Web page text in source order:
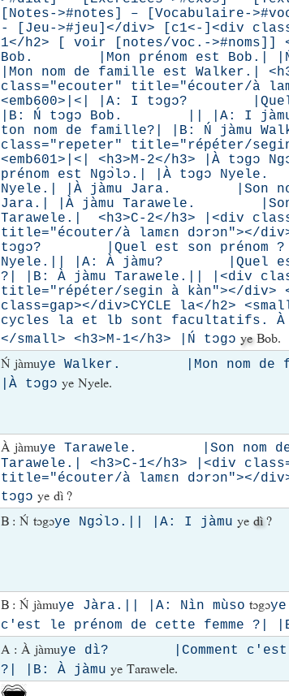
[Notes->#notes] – [Vocabulaire-
- [Jeu->#jeu]</div> [c1<-]<div
1</h2> [ voir [notes/voc.->#noms]]
Bob. |Mon prénom est
|Mon nom de famille est Walker.|
class="ecouter" title="écouter/à
<emb600>|<| |A: I tɔgɔ? |Quel
|B: Ń tɔgɔ Bob. || |A: I
ton nom de famille?| |B: Ń
class="repeter" title="répéter/
<emb601>|<| <h3>M-2</h3> |À
prénom est Ngɔ̀lɔ.| |À tɔgɔ
Nyele.| |À jàmu Jara. |Son
Jara.| |À jàmu Tarawele. |Son
Tarawele.| <h3>C-2</h3> |<div
title="écouter/à lamɛn dɔrɔn"></
tɔgɔ? |Quel est son prénom ?
Nyele.|| |A: À jàmu? |Quel est
?| |B: À jàmu Tarawele.|| |<div
title="répéter/segin à kàn"></div>
class=gap></div>CYCLE la</h2>
cycles la et lb sont facultatifs.
</small> <h3>M-1</h3> |Ń tɔgɔ yeBob.
Ń jàmuye Walker. |Mon nom de
|À tɔgɔ ye Nyele.
À jàmuye Tarawele. |Son nom
Tarawele.| <h3>C-1</h3> |<div
title="écouter/à lamɛn dɔrɔn"></
tɔgɔ ye dì ?
B : Ń tɔgɔye Ngɔ̀lɔ.|| |A: I jàmu yedì?
B : Ń jàmuye Jàra.|| |A: Nìn mùso tɔgɔ
c'est le prénom de cette femme ?|
A : À jàmuye dì? |Comment c'est
?| |B: À jàmu ye Tarawele.